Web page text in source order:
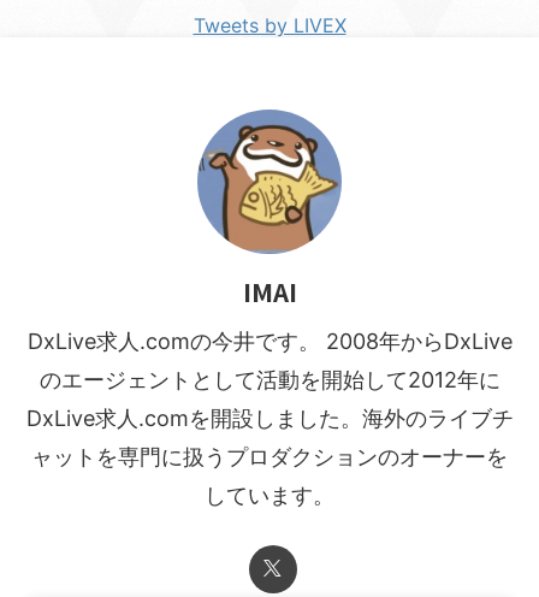
Tweets by LIVEX
IMAI
DxLive求人.comの今井です。 2008年からDxLive
のエージェントとして活動を開始して2012年に
DxLive求人.comを開設しました。海外のライブチ
ャットを専門に扱うプロダクションのオーナーを
しています。